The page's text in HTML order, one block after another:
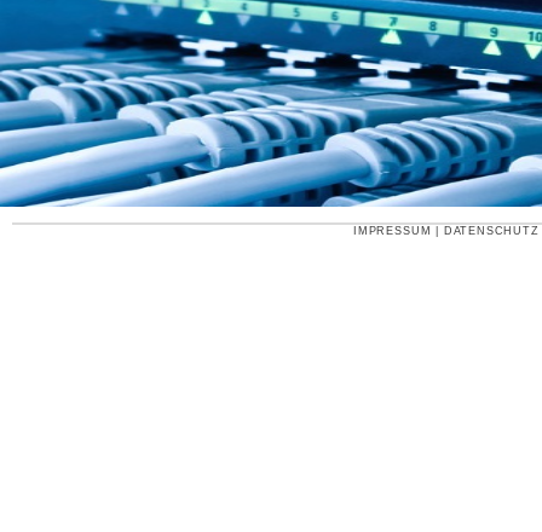
IMPRESSUM DATENSCHUTZ